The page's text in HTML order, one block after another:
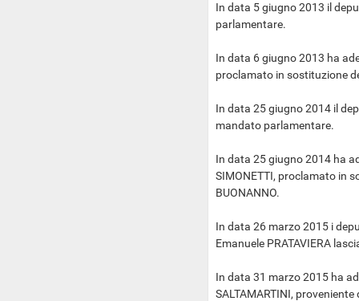
In data 5 giugno 2013 il
parlamentare.
In data 6 giugno 2013 ha
proclamato in sostituzione
In data 25 giugno 2014 il
mandato parlamentare.
In data 25 giugno 2014 ha
SIMONETTI, proclamato in
BUONANNO.
In data 26 marzo 2015 i
Emanuele PRATAVIERA
In data 31 marzo 2015 ha
SALTAMARTINI,